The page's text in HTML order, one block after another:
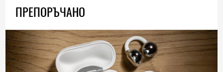
ПРЕПОРЪЧАНО